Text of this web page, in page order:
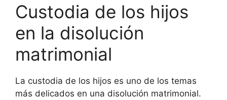
Custodia de los hijos
en la disolución
matrimonial
La custodia de los hijos es uno de los temas
más delicados en una disolución matrimonial.